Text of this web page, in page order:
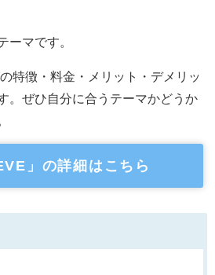
ーマです。
特徴・料金・メリット・デメリッ
。ぜひ自分に合うテーマかどうか
」の詳細はこちら